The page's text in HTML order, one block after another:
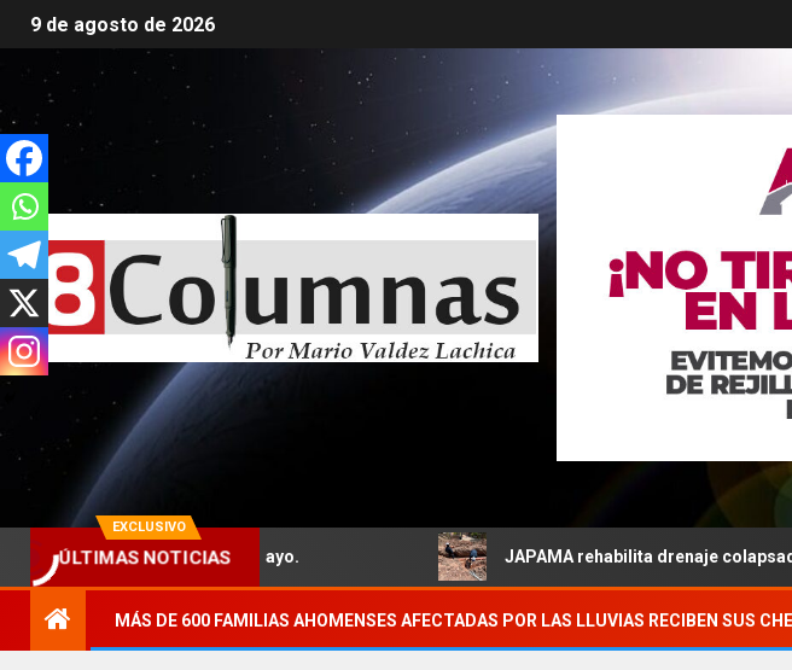
9 de agosto de 2026
EXCLUSIVO
ÚLTIMAS NOTICIAS
del Ejido 5 de Mayo. JAPAMA rehabilita drenaje colapsado en
MÁS DE 600 FAMILIAS AHOMENSES AFECTADAS POR LAS LLUVIAS RECIBEN SUS